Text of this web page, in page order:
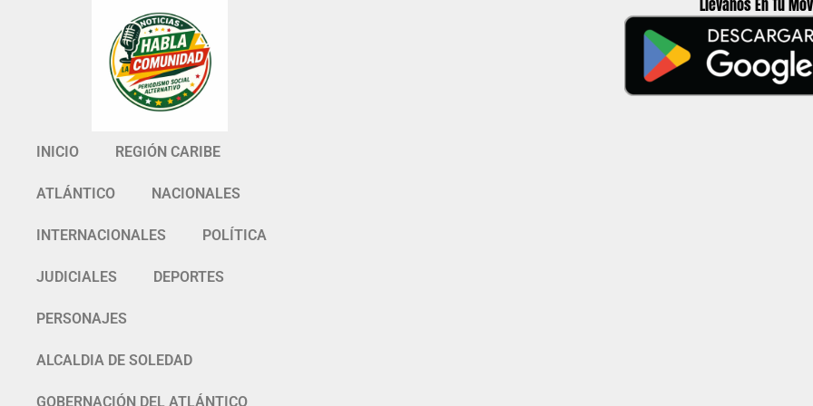
INICIO REGIÓN CARIBE
ATLÁNTICO NACIONALES
INTERNACIONALES POLÍTICA
JUDICIALES DEPORTES
PERSONAJES
ALCALDIA DE SOLEDAD
GOBERNACIÓN DEL ATLÁNTICO
Llévanos En Tu